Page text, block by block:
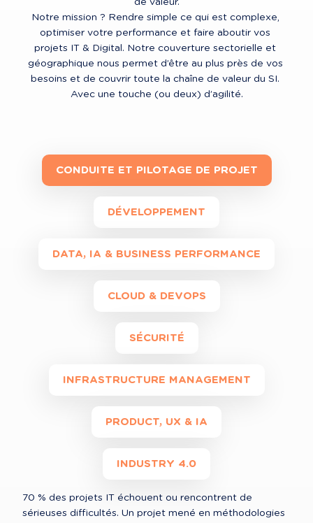
de valeur.
Notre mission ? Rendre simple ce qui est complexe,
optimiser votre performance et faire aboutir vos
projets IT & Digital. Notre couverture sectorielle et
géographique nous permet d’être au plus près de vos
besoins et de couvrir toute la chaîne de valeur du SI.
Avec une touche (ou deux) d’agilité.
CONDUITE ET PILOTAGE DE PROJET
DÉVELOPPEMENT
DATA, IA & BUSINESS PERFORMANCE
CLOUD & DEVOPS
SÉCURITÉ
INFRASTRUCTURE MANAGEMENT
PRODUCT, UX & IA
INDUSTRY 4.0
70 % des projets IT échouent ou rencontrent de
sérieuses difficultés. Un projet mené en méthodologies